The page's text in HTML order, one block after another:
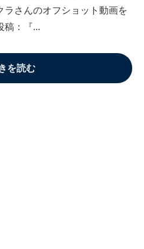
ラさんのオフショット動画を
稿：『...
を読む